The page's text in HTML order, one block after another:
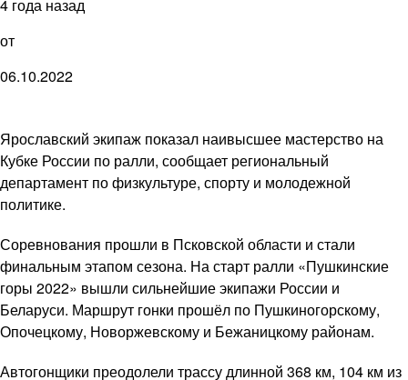
4 года назад
от
06.10.2022
Ярославский экипаж показал наивысшее мастерство на
Кубке России по ралли, сообщает региональный
департамент по физкультуре, спорту и молодежной
политике.
Соревнования прошли в Псковской области и стали
финальным этапом сезона. На старт ралли «Пушкинские
горы 2022» вышли сильнейшие экипажи России и
Беларуси. Маршрут гонки прошёл по Пушкиногорскому,
Опочецкому, Новоржевскому и Бежаницкому районам.
Автогонщики преодолели трассу длинной 368 км, 104 км из